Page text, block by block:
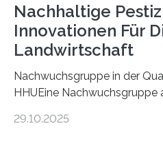
Nachhaltige
Innovationen Für
Landwirtschaft
Nachwuchsgruppe in der
HHUEine Nachwuchsgruppe
fünf Jahren erforschen, wie
29.10.2025